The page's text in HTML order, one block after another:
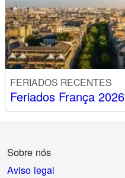
FERIADOS RECENTES
Feriados França 2026
Sobre nós
Aviso legal